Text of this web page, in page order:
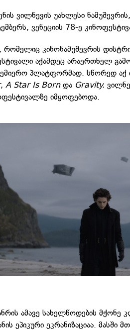
ვილნევის უახლესი ნამუშევრის,
ვენეციის 78-ე
კინონამუშევრის
აქამდეც არაერთხელ
პლატფორმად. სწორედ აქ
,A Star Is Bornდა Gravity.
იმყოფებოდა.
ამავე სახელწოდების მქონე
ეპიკური ეკრანიზაციაა. მასში